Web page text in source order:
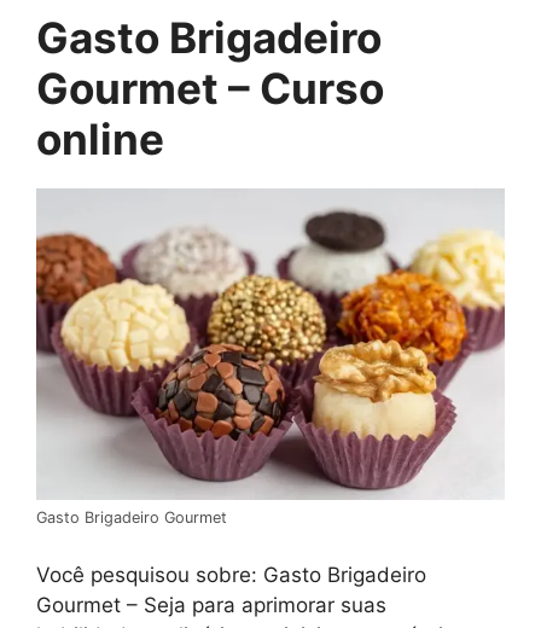
Gasto Brigadeiro
Gourmet – Curso
online
Gasto Brigadeiro Gourmet
Você pesquisou sobre: Gasto Brigadeiro
Gourmet – Seja para aprimorar suas